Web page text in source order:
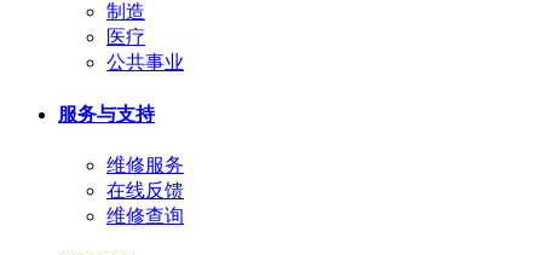
制造
医疗
公共事业
服务与支持
维修服务
在线反馈
维修查询